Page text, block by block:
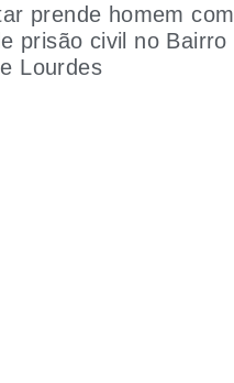
prende homem com
prisão civil no Bairro
Lourdes